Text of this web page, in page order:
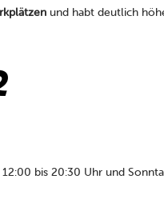
und habt deutlich
bis 20:30 Uhr und